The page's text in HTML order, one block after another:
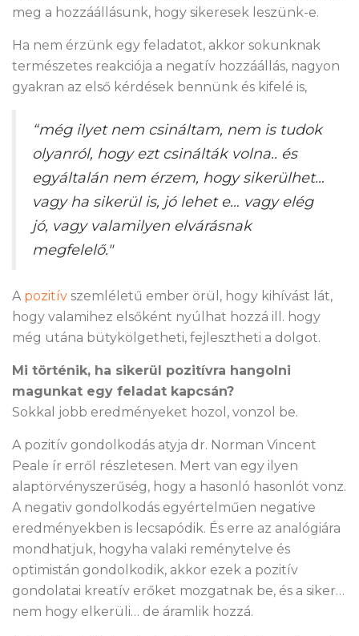
meg a hozzáállásunk, hogy sikeresek leszünk-e.
Ha nem érzünk egy feladatot, akkor sokunknak
természetes reakciója a negatív hozzáállás, nagyon
gyakran az első kérdések bennünk és kifelé is,
“még ilyet nem csináltam, nem is tudok
olyanról, hogy ezt csinálták volna.. és
egyáltalán nem érzem, hogy sikerülhet…
vagy ha sikerül is, jó lehet e… vagy elég
jó, vagy valamilyen elvárásnak
megfelelő."
A pozitív szemléletű ember örül, hogy kihívást lát,
hogy valamihez elsőként nyúlhat hozzá ill. hogy
még utána bütykölgetheti, fejlesztheti a dolgot.
Mi történik, ha sikerül pozitívra hangolni
magunkat egy feladat kapcsán?
Sokkal jobb eredményeket hozol, vonzol be.
A pozitív gondolkodás atyja dr. Norman Vincent
Peale ír erről részletesen. Mert van egy ilyen
alaptörvényszerűség, hogy a hasonló hasonlót vonz.
A negativ gondolkodás egyértelműen negative
eredményekben is lecsapódik. És erre az analógiára
mondhatjuk, hogyha valaki reménytelve és
optimistán gondolkodik, akkor ezek a pozitív
gondolatai kreatív erőket mozgatnak be, és a siker…
nem hogy elkerüli… de áramlik hozzá.